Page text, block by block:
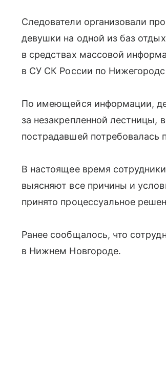
Следователи организовали
девушки на одной из баз
в средствах массовой
в СУ СК России по
По имеющейся информации,
за незакрепленной лестницы,
пострадавшей
В настоящее время
выясняют все причины и
принято процессуальное
Ранее сообщалось, что
в Нижнем Новгороде.